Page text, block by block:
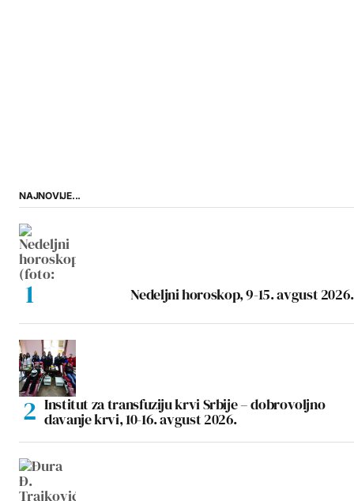
NAJNOVIJE...
Nedeljni horoskop, 9-15. avgust 2026.
Institut za transfuziju krvi Srbije – dobrovoljno
davanje krvi, 10-16. avgust 2026.